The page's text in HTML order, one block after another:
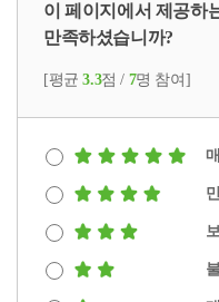
이 페이지에서 제공하
만족하셨습니까?
[평균3.3점 / 7명 참여]